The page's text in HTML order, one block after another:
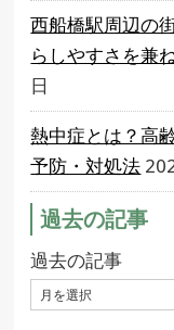
西船橋駅周辺の
らしやすさを兼
日
熱中症とは？高
予防・対処法
過去の記事
過去の記事